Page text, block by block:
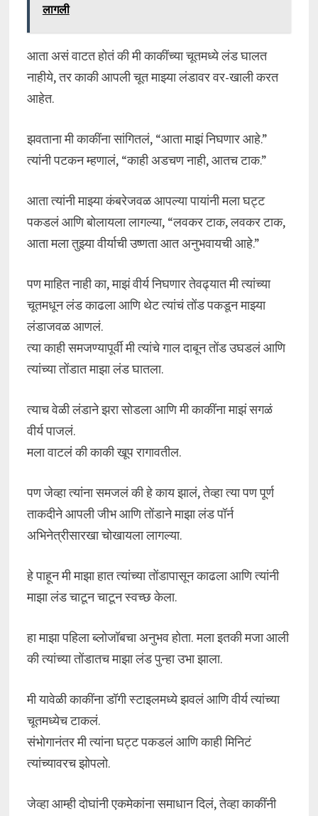
लागली
आता असं वाटत होतं की मी काकींच्या चूतमध्ये लंड घालत
नाहीये, तर काकी आपली चूत माझ्या लंडावर वर-खाली करत
आहेत.
झवताना मी काकींना सांगितलं, “आता माझं निघणार आहे.”
त्यांनी पटकन म्हणालं, “काही अडचण नाही, आतच टाक.”
आता त्यांनी माझ्या कंबरेजवळ आपल्या पायांनी मला घट्ट
पकडलं आणि बोलायला लागल्या, “लवकर टाक, लवकर टाक,
आता मला तुझ्या वीर्याची उष्णता आत अनुभवायची आहे.”
पण माहित नाही का, माझं वीर्य निघणार तेवढ्यात मी त्यांच्या
चूतमधून लंड काढला आणि थेट त्यांचं तोंड पकडून माझ्या
लंडाजवळ आणलं.
त्या काही समजण्यापूर्वी मी त्यांचे गाल दाबून तोंड उघडलं आणि
त्यांच्या तोंडात माझा लंड घातला.
त्याच वेळी लंडाने झरा सोडला आणि मी काकींना माझं सगळं
वीर्य पाजलं.
मला वाटलं की काकी खूप रागावतील.
पण जेव्हा त्यांना समजलं की हे काय झालं, तेव्हा त्या पण पूर्ण
ताकदीने आपली जीभ आणि तोंडाने माझा लंड पॉर्न
अभिनेत्रीसारखा चोखायला लागल्या.
हे पाहून मी माझा हात त्यांच्या तोंडापासून काढला आणि त्यांनी
माझा लंड चाटून चाटून स्वच्छ केला.
हा माझा पहिला ब्लोजॉबचा अनुभव होता. मला इतकी मजा आली
की त्यांच्या तोंडातच माझा लंड पुन्हा उभा झाला.
मी यावेळी काकींना डॉगी स्टाइलमध्ये झवलं आणि वीर्य त्यांच्या
चूतमध्येच टाकलं.
संभोगानंतर मी त्यांना घट्ट पकडलं आणि काही मिनिटं
त्यांच्यावरच झोपलो.
जेव्हा आम्ही दोघांनी एकमेकांना समाधान दिलं, तेव्हा काकींनी